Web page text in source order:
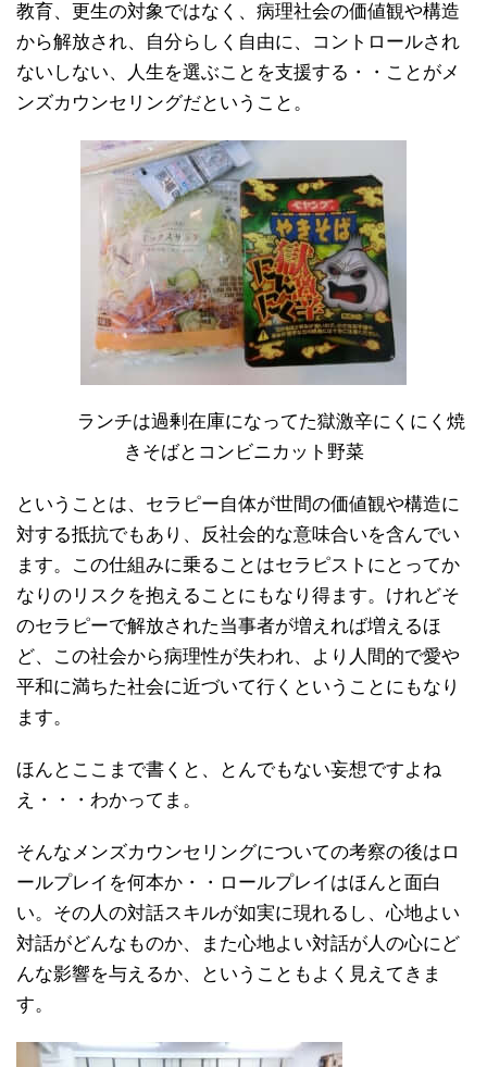
教育、更生の対象ではなく、病理社会の価値観や構造
から解放され、自分らしく自由に、コントロールされ
ないしない、人生を選ぶことを支援する・・ことがメ
ンズカウンセリングだということ。
ランチは過剰在庫になってた獄激辛にくにく焼
きそばとコンビニカット野菜
ということは、セラピー自体が世間の価値観や構造に
対する抵抗でもあり、反社会的な意味合いを含んでい
ます。この仕組みに乗ることはセラピストにとってか
なりのリスクを抱えることにもなり得ます。けれどそ
のセラピーで解放された当事者が増えれば増えるほ
ど、この社会から病理性が失われ、より人間的で愛や
平和に満ちた社会に近づいて行くということにもなり
ます。
ほんとここまで書くと、とんでもない妄想ですよね
え・・・わかってま。
そんなメンズカウンセリングについての考察の後はロ
ールプレイを何本か・・ロールプレイはほんと面白
い。その人の対話スキルが如実に現れるし、心地よい
対話がどんなものか、また心地よい対話が人の心にど
んな影響を与えるか、ということもよく見えてきま
す。